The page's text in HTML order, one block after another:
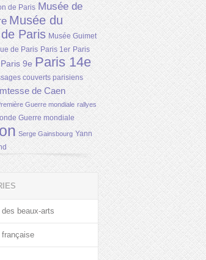
de Paris Musée de
Musée du
Paris Musée Guimet
de Paris Paris 1er Paris
Paris 9e Paris 14e
couverts parisiens
de Caen
Guerre mondiale rallyes
Guerre mondiale
Serge Gainsbourg Yann
beaux-arts